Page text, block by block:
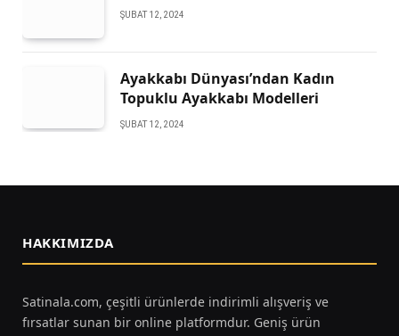
ŞUBAT 12, 2024
Ayakkabı Dünyası’ndan Kadın
Topuklu Ayakkabı Modelleri
ŞUBAT 12, 2024
HAKKIMIZDA
Satinala.com, çeşitli ürünlerde indirimli alışveriş ve
fırsatlar sunan bir online platformdur. Geniş ürün